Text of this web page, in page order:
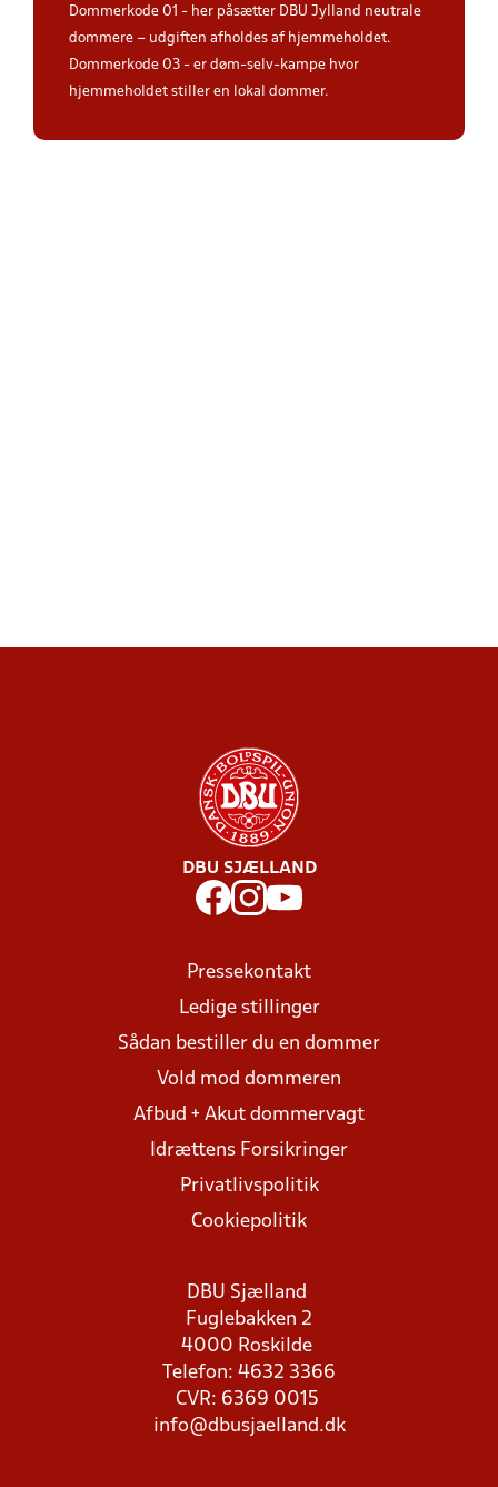
Dommerkode 01 - her påsætter DBU Jylland neutrale
dommere – udgiften afholdes af hjemmeholdet.
Dommerkode 03 - er døm-selv-kampe hvor
hjemmeholdet stiller en lokal dommer.
DBU SJÆLLAND
Pressekontakt
Ledige stillinger
Sådan bestiller du en dommer
Vold mod dommeren
Afbud + Akut dommervagt
Idrættens Forsikringer
Privatlivspolitik
Cookiepolitik
DBU Sjælland
Fuglebakken 2
4000 Roskilde
Telefon: 4632 3366
CVR: 6369 0015
info@dbusjaelland.dk